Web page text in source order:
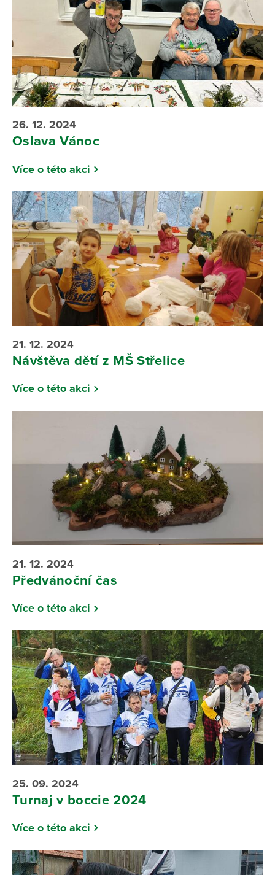
26. 12. 2024
Oslava Vánoc
Více o této akci
21. 12. 2024
Návštěva dětí z MŠ Střelice
Více o této akci
21. 12. 2024
Předvánoční čas
Více o této akci
25. 09. 2024
Turnaj v boccie 2024
Více o této akci